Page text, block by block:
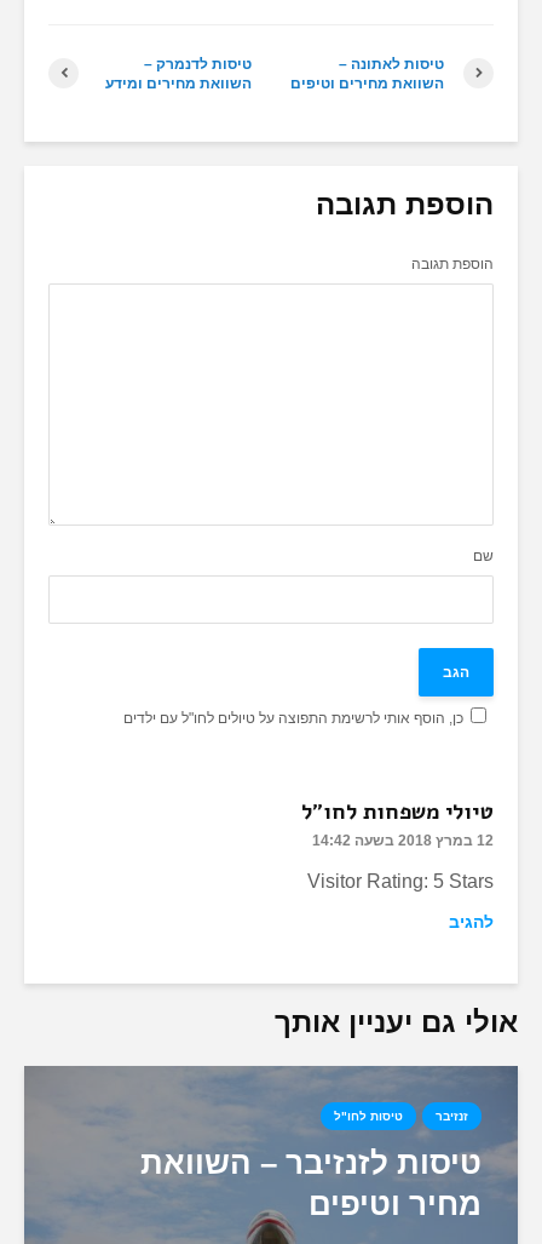
טיסות לדנמרק –
השוואת מחירים ומידע
טיסות לאתונה –
השוואת מחירים וטיפים
הוספת תגובה
הוספת תגובה
שם
כן, הוסף אותי לרשימת התפוצה על טיולים לחו"ל עם ילדים
טיולי משפחות לחו"ל
12 במרץ 2018 בשעה 14:42
Visitor Rating: 5 Stars
להגיב
אולי גם יעניין אותך
זנזיבר טיסות לחו"ל
טיסות לזנזיבר – השוואת
מחיר וטיפים